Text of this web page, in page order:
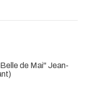
de Mai" Jean-